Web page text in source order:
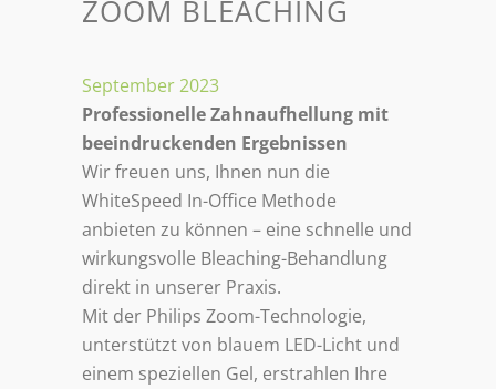
ZOOM BLEACHING
September 2023
Professionelle Zahnaufhellung mit
beeindruckenden Ergebnissen
Wir freuen uns, Ihnen nun die
WhiteSpeed In-Office Methode
anbieten zu können – eine schnelle und
wirkungsvolle Bleaching-Behandlung
direkt in unserer Praxis.
Mit der Philips Zoom-Technologie,
unterstützt von blauem LED-Licht und
einem speziellen Gel, erstrahlen Ihre